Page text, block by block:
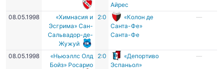
Айрес
08.05.1998
«Химнасия и
Эсгрима» Сан-
Сальвадор-де-
Жужуй
2:0
«Колон де
Санта-Фе»
Санта-Фе
—
08.05.1998
«Ньюэллс Олд
Бойз» Росарио
2:0
«Депортиво
Эспаньол»
—